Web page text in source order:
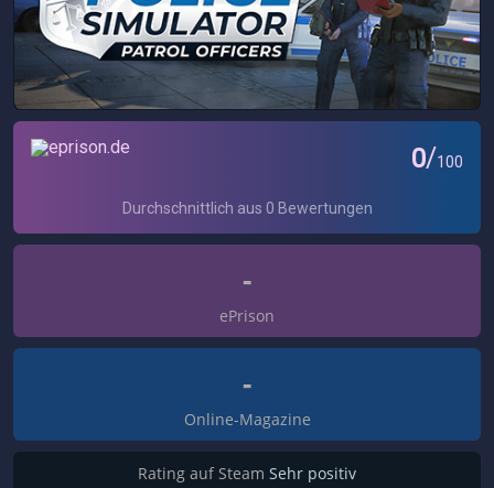
-
ePrison
-
Online-Magazine
Rating auf Steam Sehr positiv